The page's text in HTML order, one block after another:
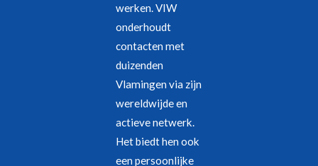
werken. VIW
onderhoudt
contacten met
duizenden
Vlamingen via zijn
wereldwijde en
actieve netwerk.
Het biedt hen ook
een persoonlijke